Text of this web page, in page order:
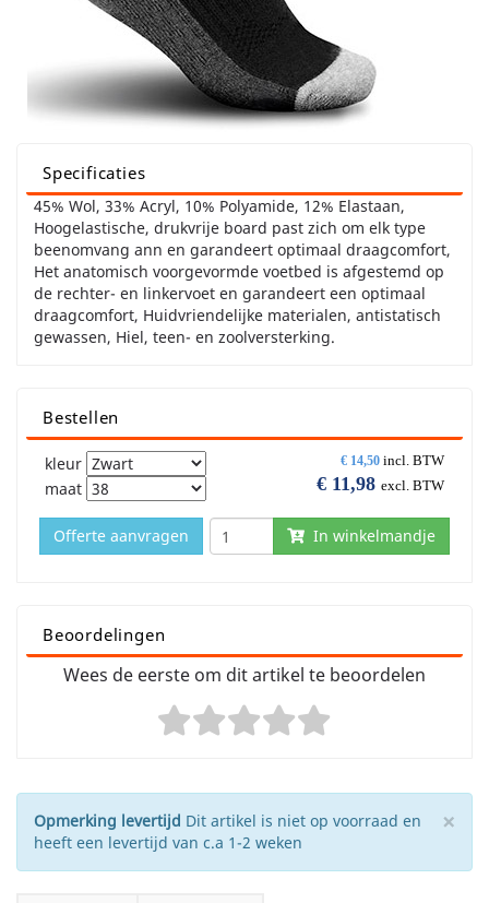
Specificaties
45% Wol, 33% Acryl, 10% Polyamide, 12% Elastaan,
Hoogelastische, drukvrije board past zich om elk type
beenomvang ann en garandeert optimaal draagcomfort,
Het anatomisch voorgevormde voetbed is afgestemd op
de rechter- en linkervoet en garandeert een optimaal
draagcomfort, Huidvriendelijke materialen, antistatisch
gewassen, Hiel, teen- en zoolversterking.
Bestellen
€ 14,50 incl. BTW
€ 11,98 excl. BTW
kleur
maat
In winkelmandje
Offerte aanvragen
Beoordelingen
Wees de eerste om dit artikel te beoordelen
×
Opmerking levertijd Dit artikel is niet op voorraad en
heeft een levertijd van c.a 1-2 weken